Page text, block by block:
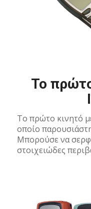
Το
To πρώτο κινητό
οποίο
Μπορούσε να
στοιχειώδες